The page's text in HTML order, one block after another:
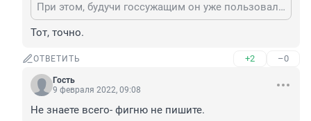
При этом, будучи госсужащим он уже пользовался служебным положением и завел бизнес. А сыночек его бы, вообще помалкивал: раздербанили по карманам деньги, выделенные на предприятие в технопарке и черезь1,5 года, когда кончились госсубсии, обанкротили и закрыли. Бизнес по Лисовиченковски..
Тот, точно.
ОТВЕТИТЬ +2 –0
Гость
9 февраля 2022, 09:08
Не знаете всего- фигню не пишите.